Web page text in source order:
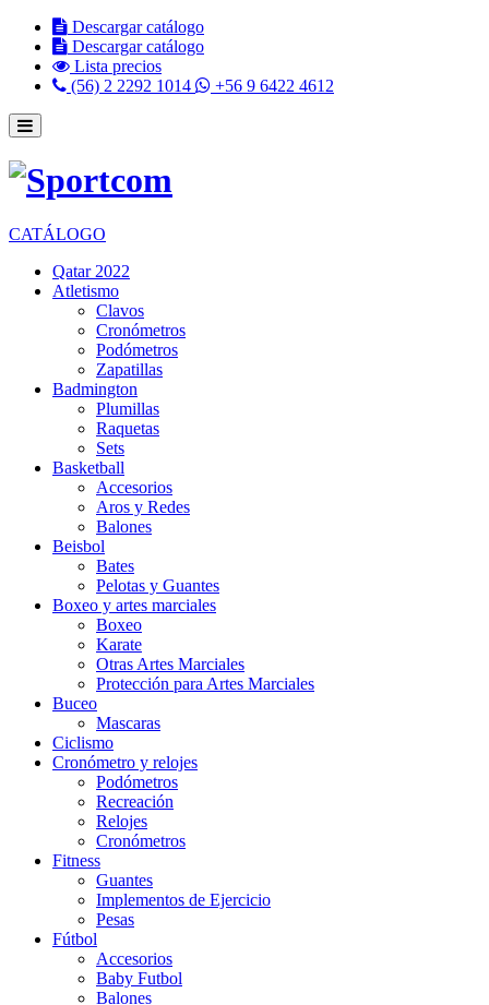
Descargar catálogo
Descargar catálogo
Lista precios
(56) 2 2292 1014
+56 9 6422 4612
CATÁLOGO
Qatar 2022
Atletismo
Clavos
Cronómetros
Podómetros
Zapatillas
Badmington
Plumillas
Raquetas
Sets
Basketball
Accesorios
Aros y Redes
Balones
Beisbol
Bates
Pelotas y Guantes
Boxeo y artes marciales
Boxeo
Karate
Otras Artes Marciales
Protección para Artes Marciales
Buceo
Mascaras
Ciclismo
Cronómetro y relojes
Podómetros
Recreación
Relojes
Cronómetros
Fitness
Guantes
Implementos de Ejercicio
Pesas
Fútbol
Accesorios
Baby Futbol
Balones